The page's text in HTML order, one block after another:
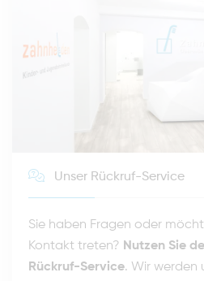
Unser Rückruf-Service
Sie haben Fragen oder
Kontakt treten? Nutzen Sie
Rückruf-Service. Wir werden